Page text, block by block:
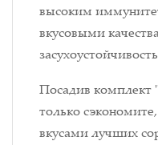
высоким
вкусовыми
Посадив
только
вкусами лучших